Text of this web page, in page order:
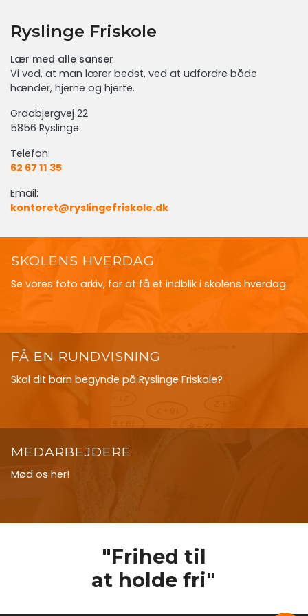
Ryslinge Friskole
Lær med alle sanser
Vi ved, at man lærer bedst, ved at udfordre både
hænder, hjerne og hjerte.
Graabjergvej 22
5856 Ryslinge
Telefon:
62 67 11 35
Email:
kontoret@ryslingefriskole.dk
SKOLENS HVERDAG
Se vores foto arkiv, for at få et indblik i skolens hverdag.
FÅ EN RUNDVISNING
Skal dit barn begynde på Ryslinge Friskole?
MEDARBEJDERE
Mød os her!
"Frihed til
at holde fri"